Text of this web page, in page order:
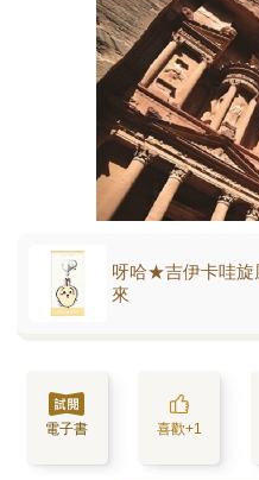
呀哈★吉伊卡哇旋
來
電子書 喜歡+1